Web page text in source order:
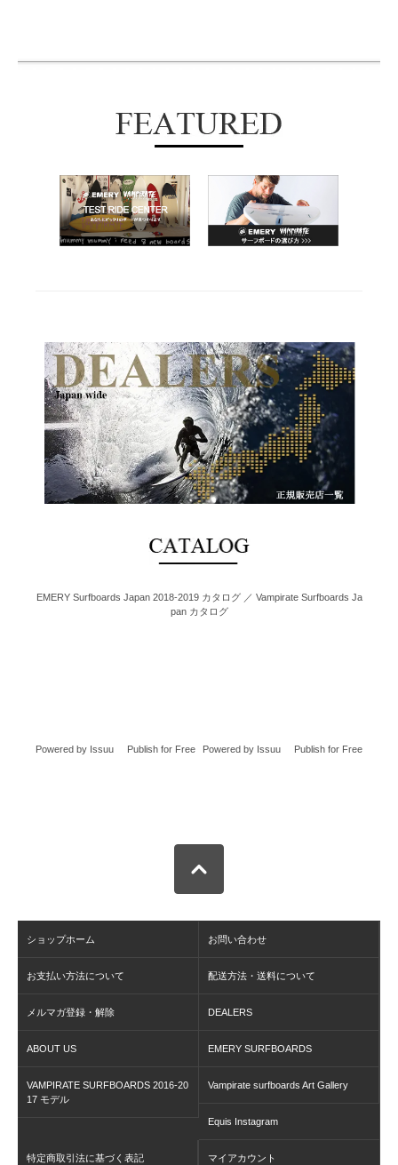
EMERY Surfboards Japan 2018-2019 カタログ ／ Vampirate Surfboards Ja
pan カタログ
Powered by Issuu Publish for Free Powered by Issuu Publish for Free
ショップホーム お問い合わせ
お支払い方法について 配送方法・送料について
メルマガ登録・解除 DEALERS
ABOUT US EMERY SURFBOARDS
VAMPIRATE SURFBOARDS 2016-20
17 モデル
Vampirate surfboards Art Gallery
Equis Instagram
特定商取引法に基づく表記 マイアカウント